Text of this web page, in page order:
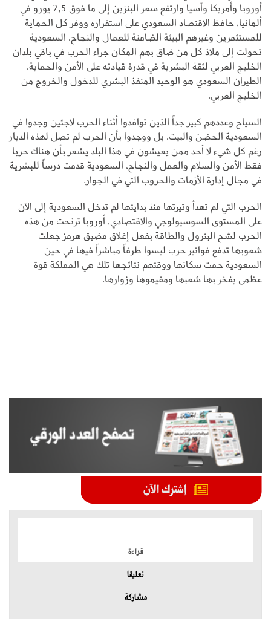
أوروبا وأمريكا وآسيا وارتفع سعر البنزين إلى ما فوق 2,5 يورو في
ألمانيا، حافظ الاقتصاد السعودي على استقراره ووفر كل الحماية
للمستثمرين وغيرهم البيئة الضامنة للعمال والنجاح، السعودية
تحولت إلى ملاذ كل من ضاق بهم المكان جراء الحرب في باقي بلدان
الخليج العربي لثقة البشرية في قدرة قيادته على الأمن والحماية،
الطيران السعودي هو الوحيد المنفذ البشري للدخول والخروج من
الخليج العربي.
السياح وعددهم كبير جداً الذين توافدوا أثناء الحرب لاجئين وجدوا في
السعودية الحضن والبيت، بل ووجدوا بأن الحرب لم تصل لهذه الديار
رغم كل شيء لا أحد ممن يعيشون في هذا البلد يشعر بأن هناك حربا
فقط الأمن والسلام والعمل والنجاح، السعودية قدمت درساً للبشرية
في مجال إدارة الأزمات والحروب التي في الجوار.
الحرب التي لم تهدأ وتيرتها منذ بدايتها لم تدخل السعودية إلى الآن
على المستوى السوسيولوجي والاقتصادي، أوروبا ترنحت من هذه
الحرب لشح البترول والطاقة بفعل إغلاق مضيق هرمز جعلت
شعوبها تدفع فواتير حرب ليسوا طرفاً مباشراً فيها في حين
السعودية حمت سكانها ووقتهم نتائجها تلك هي المملكة قوة
عظمى يفخر بها شعبها ومقيموها وزوارها.
قراءة
تعليقا
مشاركة